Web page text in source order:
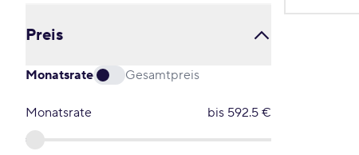
Preis
Monatsrate Gesamtpreis
Monatsrate bis 592.5 €